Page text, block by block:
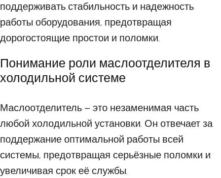
поддерживать стабильность и надежность
работы оборудования, предотвращая
дорогостоящие простои и поломки.
Понимание роли маслоотделителя в
холодильной системе
Маслоотделитель – это незаменимая часть
любой холодильной установки. Он отвечает за
поддержание оптимальной работы всей
системы, предотвращая серьёзные поломки и
увеличивая срок её службы.